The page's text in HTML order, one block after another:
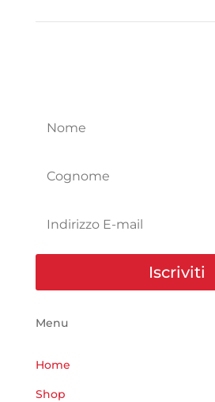
Iscriviti
Menu
Home
Shop